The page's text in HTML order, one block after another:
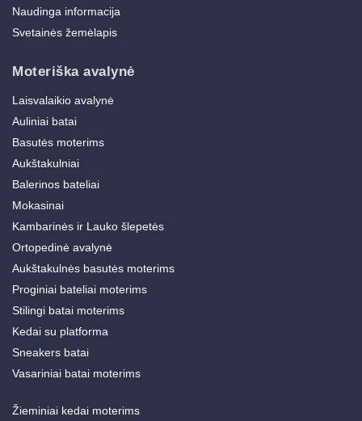
Naudinga informacija
Svetainės žemėlapis
Moteriška avalynė
Laisvalaikio avalynė
Auliniai batai
Basutės moterims
Aukštakulniai
Balerinos bateliai
Mokasinai
Kambarinės ir Lauko šlepetės
Ortopedinė avalynė
Aukštakulnės basutės moterims
Proginiai bateliai moterims
Stilingi batai moterims
Kedai su platforma
Sneakers batai
Vasariniai batai moterims
Žieminiai kedai moterims